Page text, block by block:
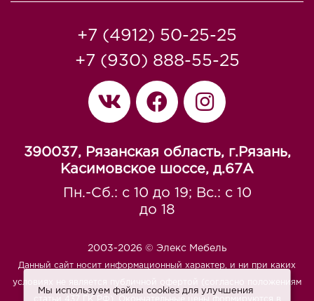
+7 (4912) 50-25-25
+7 (930) 888-55-25
390037, Рязанская область, г.Рязань,
Касимовское шоссе, д.67A
Пн.-Сб.: с 10 до 19; Вс.: с 10
до 18
2003-2026 © Элекс Мебель
Данный сайт носит информационный характер, и ни при каких
условиях не является публичной офертой (согласно положениям
статьи 437 ГК РФ). Окончательные цены формируются в
Мы используем файлы cookies для улучшения